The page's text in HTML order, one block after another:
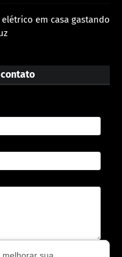
em casa gastando